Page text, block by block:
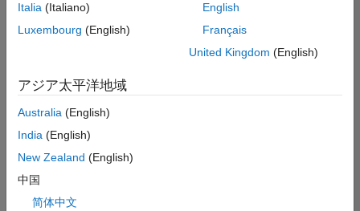
は
翻
れ
い
ま
せ
ご
希
Italia (Italiano)
Luxembourg (English)
English
Français
United Kingdom (English)
アジア太平洋地域
Australia (English)
India (English)
New Zealand (English)
中国
简体中文